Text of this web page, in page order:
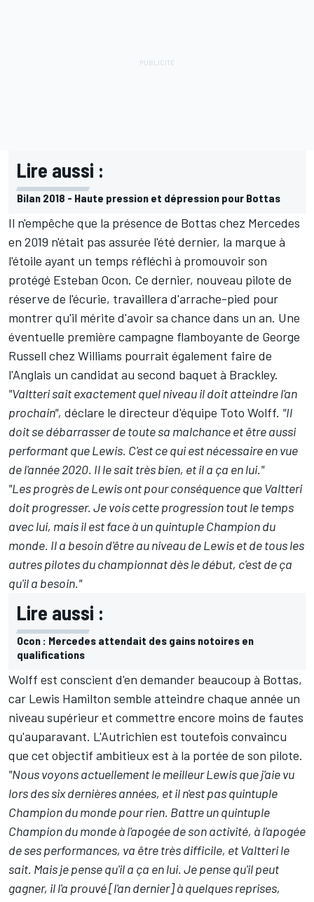
Lire aussi :
Bilan 2018 - Haute pression et dépression pour Bottas
Il n'empêche que la présence de Bottas chez Mercedes
en 2019 n'était pas assurée l'été dernier, la marque à
l'étoile ayant un temps réfléchi à promouvoir son
protégé Esteban Ocon. Ce dernier, nouveau pilote de
réserve de l'écurie, travaillera d'arrache-pied pour
montrer qu'il mérite d'avoir sa chance dans un an. Une
éventuelle première campagne flamboyante de George
Russell chez Williams pourrait également faire de
l'Anglais un candidat au second baquet à Brackley.
"Valtteri sait exactement quel niveau il doit atteindre l'an
prochain", déclare le directeur d'équipe Toto Wolff. "Il
doit se débarrasser de toute sa malchance et être aussi
performant que Lewis. C'est ce qui est nécessaire en vue
de l'année 2020. Il le sait très bien, et il a ça en lui."
"Les progrès de Lewis ont pour conséquence que Valtteri
doit progresser. Je vois cette progression tout le temps
avec lui, mais il est face à un quintuple Champion du
monde. Il a besoin d'être au niveau de Lewis et de tous les
autres pilotes du championnat dès le début, c'est de ça
qu'il a besoin."
Lire aussi :
Ocon : Mercedes attendait des gains notoires en
qualifications
Wolff est conscient d'en demander beaucoup à Bottas,
car Lewis Hamilton semble atteindre chaque année un
niveau supérieur et commettre encore moins de fautes
qu'auparavant. L'Autrichien est toutefois convaincu
que cet objectif ambitieux est à la portée de son pilote.
"Nous voyons actuellement le meilleur Lewis que j'aie vu
lors des six dernières années, et il n'est pas quintuple
Champion du monde pour rien. Battre un quintuple
Champion du monde à l'apogée de son activité, à l'apogée
de ses performances, va être très difficile, et Valtteri le
sait. Mais je pense qu'il a ça en lui. Je pense qu'il peut
gagner, il l'a prouvé [l'an dernier] à quelques reprises,